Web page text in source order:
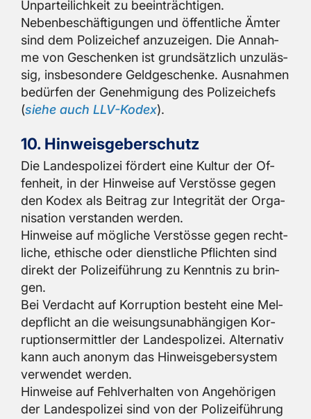
Un­par­tei­lich­keit zu be­ein­träch­ti­gen.
Ne­ben­be­schäf­ti­gun­gen und öf­fent­li­che Ämter
sind dem Po­li­zei­chef an­zu­zei­gen. Die An­nah­
me von Ge­schen­ken ist grund­sätz­lich un­zu­läs­
sig, ins­be­son­de­re Geld­ge­schen­ke. Aus­nah­men
be­dür­fen der Ge­neh­mi­gung des Po­li­zei­chefs
(siehe auch LLV-Kodex).
10. Hin­weis­ge­ber­schutz
Die Lan­des­po­li­zei för­dert eine Kul­tur der Of­
fen­heit, in der Hin­wei­se auf Ver­stös­se gegen
den Kodex als Bei­trag zur In­te­gri­tät der Or­ga­
ni­sa­ti­on ver­stan­den wer­den.
Hin­wei­se auf mög­li­che Ver­stös­se gegen recht­
li­che, ethi­sche oder dienst­li­che Pflich­ten sind
di­rekt der Po­li­zei­füh­rung zu Kennt­nis zu brin­
gen.
Bei Ver­dacht auf Kor­rup­ti­on be­steht eine Mel­
de­pflicht an die wei­sungs­un­ab­hän­gi­gen Kor­
rup­ti­ons­er­mitt­ler der Lan­des­po­li­zei. Al­ter­na­tiv
kann auch an­onym das Hin­weis­ge­ber­sys­tem
ver­wen­det wer­den.
Hin­wei­se auf Fehl­ver­hal­ten von An­ge­hö­ri­gen
der Lan­des­po­li­zei sind von der Po­li­zei­füh­rung